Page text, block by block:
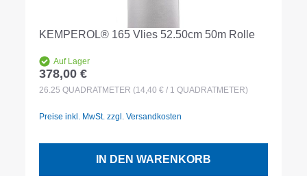
KEMPEROL® 165 Vlies 52.50cm 50m Rolle
Auf Lager
Regulärer Preis:
378,00 €
26.25 QUADRATMETER (14,40 € / 1 QUADRATMETER)
Preise inkl. MwSt. zzgl. Versandkosten
IN DEN WARENKORB